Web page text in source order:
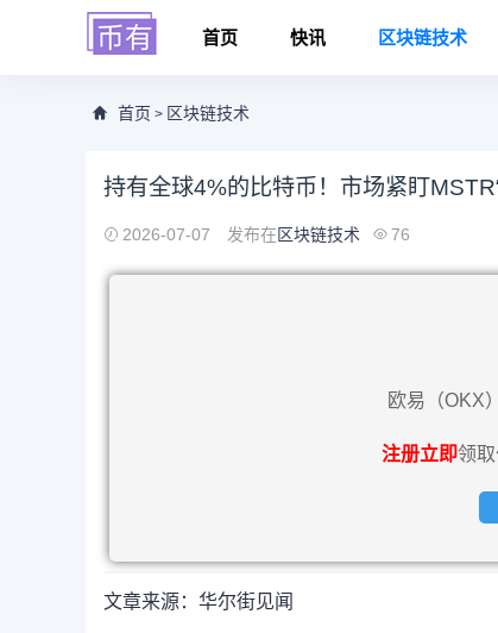
首页 快讯 区块链技术
首页 > 区块链技术
持有全球4%的比特币！市场紧盯
2026-07-07 发布在区块链技术 76
欧易（OKX
注册立即领
文章来源：华尔街见闻